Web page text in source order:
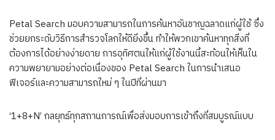
Petal Search มอบความสามารถในการค้นหาอันชาญฉลาดแก่ผู้ใช้ ซึ่ง
ช่วยยกระดับวิธีการสำรวจโลกให้ดียิ่งขึ้น ทำให้พวกเขาค้นหาทุกสิ่งที่
ต้องการได้อย่างง่ายดาย การอุทิศตนให้แก่ผู้ใช้งานนี้สะท้อนให้เห็นใน
ความพยายามอย่างต่อเนื่องของ Petal Search ในการนำเสนอ
ฟีเจอร์และความสามารถใหม่ ๆ ในปีที่ผ่านมา
‘1+8+N’ กลยุทธ์ทุกสถานการณ์เพื่อส่งมอบการเข้าถึงที่สมบูรณ์แบบ